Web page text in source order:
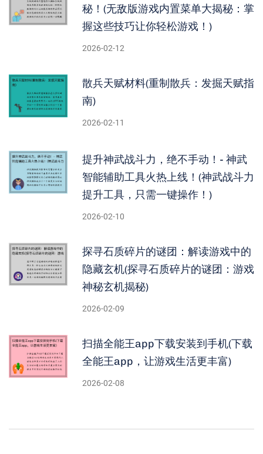
秘！(无敌版游戏内置菜单大揭秘：掌
握这些技巧让你轻松游戏！)
2026-02-12
散兵天赋材料(重制散兵：发掘天赋指
南)
2026-02-11
提升神武战斗力，绝不手动！- 神武
智能辅助工具火热上线！(神武战斗力
提升工具，只需一键操作！)
2026-02-10
探寻石质碎片的谜团：解读游戏中的
隐藏玄机(探寻石质碎片的谜团：游戏
神秘玄机揭秘)
2026-02-09
扫描全能王app下载安装到手机(下载
全能王app，让游戏生活更丰富)
2026-02-08